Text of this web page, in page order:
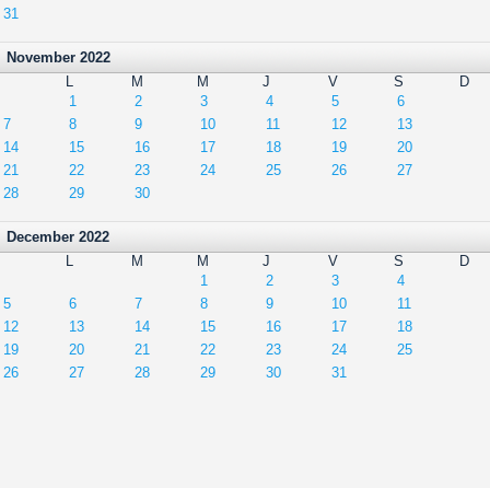
31
November 2022
L
M M J V S
D
1
2 3 4 5
6
7
8 9 10 11 12
13
14
15 16 17 18 19
20
21
22 23 24 25 26
27
28
29 30
December 2022
L
M M J V S
D
1
2 3
4
5
6 7 8 9 10
11
12
13 14 15 16 17
18
19
20 21 22 23 24
25
26
27 28 29 30 31